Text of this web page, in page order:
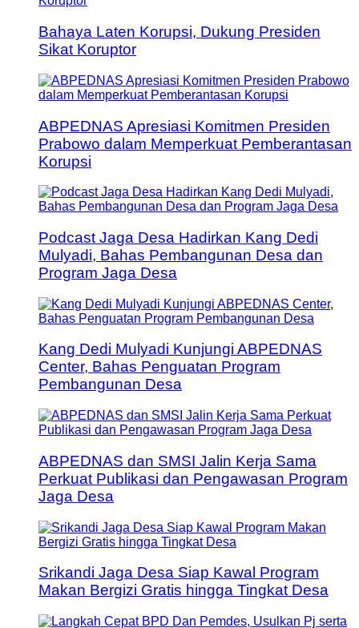
Bahaya Laten Korupsi, Dukung Presiden
Sikat Koruptor
ABPEDNAS Apresiasi Komitmen Presiden
Prabowo dalam Memperkuat Pemberantasan
Korupsi
Podcast Jaga Desa Hadirkan Kang Dedi
Mulyadi, Bahas Pembangunan Desa dan
Program Jaga Desa
Kang Dedi Mulyadi Kunjungi ABPEDNAS
Center, Bahas Penguatan Program
Pembangunan Desa
ABPEDNAS dan SMSI Jalin Kerja Sama
Perkuat Publikasi dan Pengawasan Program
Jaga Desa
Srikandi Jaga Desa Siap Kawal Program
Makan Bergizi Gratis hingga Tingkat Desa